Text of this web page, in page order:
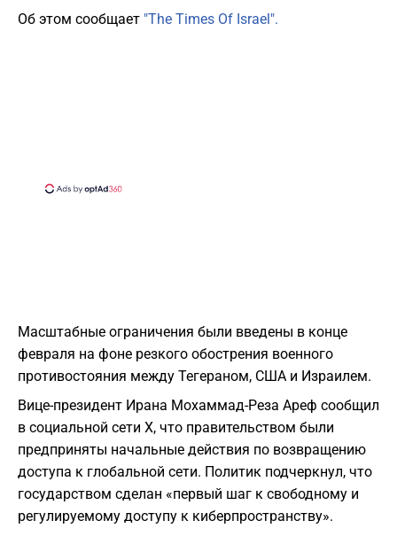
Об этом сообщает "The Times Of Israel".
Масштабные ограничения были введены в конце
февраля на фоне резкого обострения военного
противостояния между Тегераном, США и Израилем.
​Вице-президент Ирана Мохаммад-Реза Ареф сообщил
в социальной сети X, что правительством были
предприняты начальные действия по возвращению
доступа к глобальной сети. Политик подчеркнул, что
государством сделан «первый шаг к свободному и
регулируемому доступу к киберпространству».